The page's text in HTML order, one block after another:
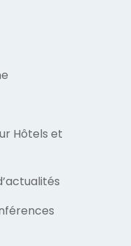
Hôtels et